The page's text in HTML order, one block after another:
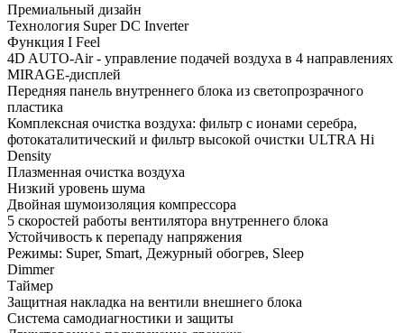
Премиальный дизайн
Технология Super DC Inverter
Функция I Feel
4D AUTO-Air - управление подачей воздуха в 4 направлениях
MIRAGE-дисплей
Передняя панель внутреннего блока из светопрозрачного
пластика
Комплексная очистка воздуха: фильтр с ионами серебра,
фотокаталитический и фильтр высокой очистки ULTRA Hi
Density
Плазменная очистка воздуха
Низкий уровень шума
Двойная шумоизоляция компрессора
5 скоростей работы вентилятора внутреннего блока
Устойчивость к перепаду напряжения
Режимы: Super, Smart, Дежурный обогрев, Sleep
Dimmer
Таймер
Защитная накладка на вентили внешнего блока
Система самодиагностики и защиты